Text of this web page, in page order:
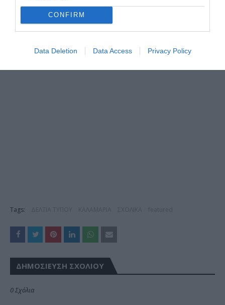
CONFIRM
Data Deletion Data Access Privacy Policy
Tags:
ΔΗΜΟΣΊΕΥΣΗ ΣΧΟΛΊΟΥ
0 Σχόλια